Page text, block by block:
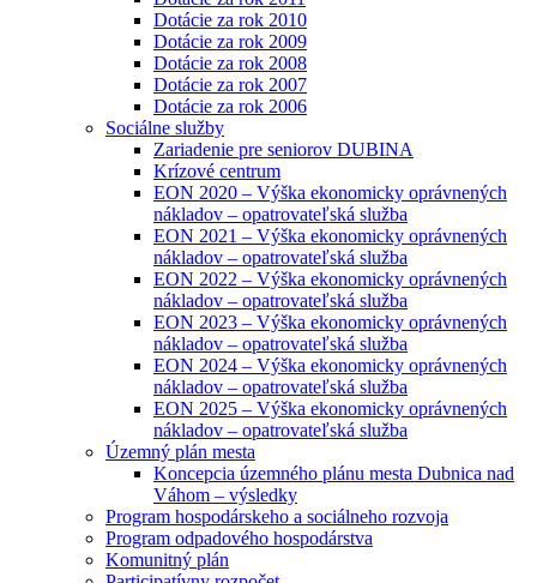
Dotácie za rok 2010
Dotácie za rok 2009
Dotácie za rok 2008
Dotácie za rok 2007
Dotácie za rok 2006
Sociálne služby
Zariadenie pre seniorov DUBINA
Krízové centrum
EON 2020 – Výška ekonomicky oprávnených
nákladov – opatrovateľská služba
EON 2021 – Výška ekonomicky oprávnených
nákladov – opatrovateľská služba
EON 2022 – Výška ekonomicky oprávnených
nákladov – opatrovateľská služba
EON 2023 – Výška ekonomicky oprávnených
nákladov – opatrovateľská služba
EON 2024 – Výška ekonomicky oprávnených
nákladov – opatrovateľská služba
EON 2025 – Výška ekonomicky oprávnených
nákladov – opatrovateľská služba
Územný plán mesta
Koncepcia územného plánu mesta Dubnica nad
Váhom – výsledky
Program hospodárskeho a sociálneho rozvoja
Program odpadového hospodárstva
Komunitný plán